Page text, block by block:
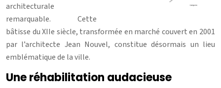
architecturale
remarquable. Cette
bâtisse du XIIe siècle, transformée en marché couvert en 2001
par l’architecte Jean Nouvel, constitue désormais un lieu
emblématique de la ville.
Une réhabilitation audacieuse